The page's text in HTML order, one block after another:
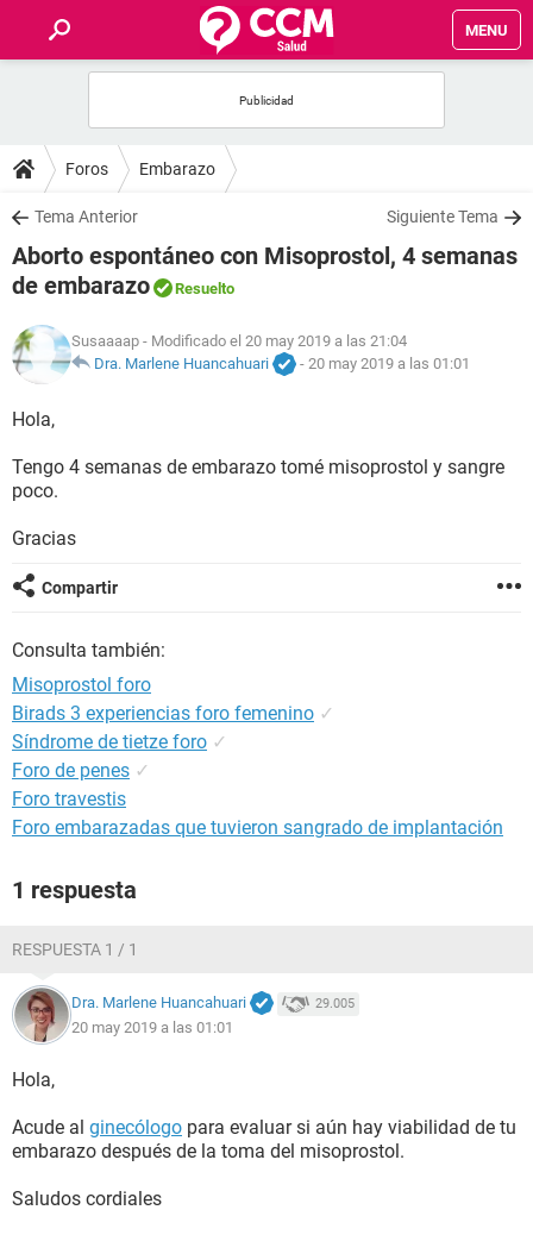
MENU
FOROS
SALUD
FAMILIA
NUTRICIÓN
SEXUALIDAD
Foros Embarazo
Tema Anterior Siguiente Tema
Aborto espontáneo con Misoprostol, 4 semanas
de embarazo
Resuelto
Susaaaap - Modificado el 20 may 2019 a las 21:04
Dra. Marlene Huancahuari
- 20 may 2019 a las 01:01
Hola,
Tengo 4 semanas de embarazo tomé misoprostol y sangre
poco.
Gracias
Compartir
Consulta también:
Misoprostol foro
Birads 3 experiencias foro femenino ✓
Síndrome de tietze foro ✓
Foro de penes ✓
Foro travestis
Foro embarazadas que tuvieron sangrado de implantación
1 respuesta
RESPUESTA 1 / 1
Dra. Marlene Huancahuari 29.005
20 may 2019 a las 01:01
Hola,
Acude al ginecólogo para evaluar si aún hay viabilidad de tu
embarazo después de la toma del misoprostol.
Saludos cordiales